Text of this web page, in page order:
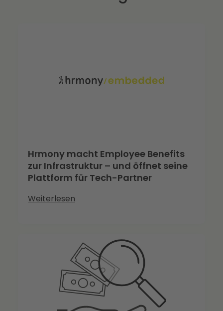
Hrmony macht Employee Benefits
zur Infrastruktur – und öffnet seine
Plattform für Tech-Partner
Weiterlesen